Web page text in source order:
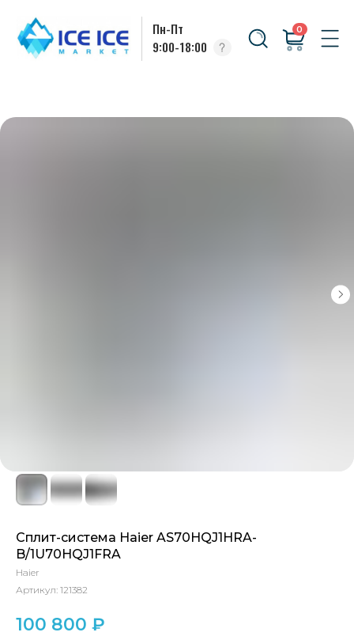
9:00-18:00
Сплит-система Haier AS70HQJ1HRA-
B/1U70HQJ1FRA
Haier
Артикул: 121382
100 800 ₽